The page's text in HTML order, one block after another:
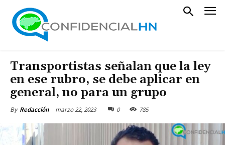
Transportistas señalan que la ley
en ese rubro, se debe aplicar en
general, no para un grupo
By Redacción marzo 22, 2023 0 785